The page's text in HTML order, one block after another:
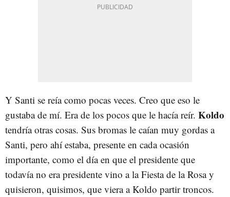
Y Santi se reía como pocas veces. Creo que eso le
gustaba de mí. Era de los pocos que le hacía reír. Koldo
tendría otras cosas. Sus bromas le caían muy gordas a
Santi, pero ahí estaba, presente en cada ocasión
importante, como el día en que el presidente que
todavía no era presidente vino a la Fiesta de la Rosa y
quisieron, quisimos, que viera a Koldo partir troncos.